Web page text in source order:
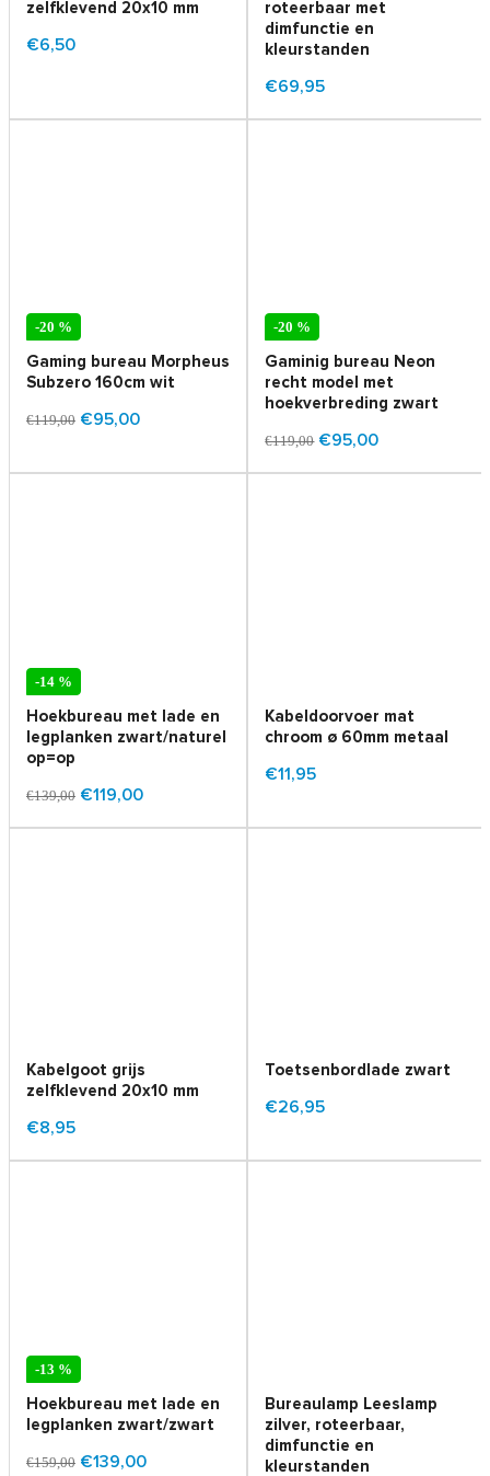
zelfklevend 20x10 mm
€6,50
roteerbaar met
dimfunctie en
kleurstanden
€69,95
-20 %
Gaming bureau Morpheus
Subzero 160cm wit
€119,00 €95,00
-20 %
Gaminig bureau Neon
recht model met
hoekverbreding zwart
€119,00 €95,00
-14 %
Hoekbureau met lade en
legplanken zwart/naturel
op=op
€139,00 €119,00
Kabeldoorvoer mat
chroom ø 60mm metaal
€11,95
Kabelgoot grijs
zelfklevend 20x10 mm
€8,95
Toetsenbordlade zwart
€26,95
-13 %
Hoekbureau met lade en
legplanken zwart/zwart
€159,00 €139,00
Bureaulamp Leeslamp
zilver, roteerbaar,
dimfunctie en
kleurstanden